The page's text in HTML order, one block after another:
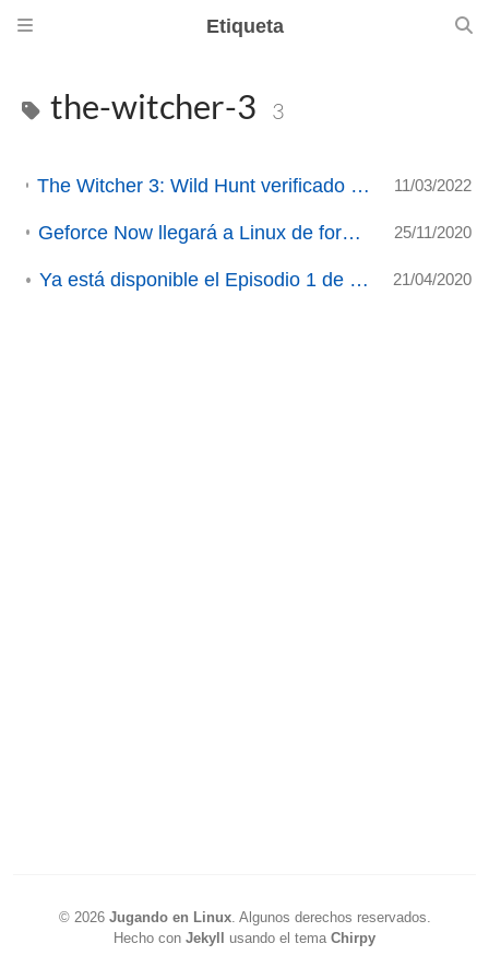
Etiqueta
the-witcher-3 3
The Witcher 3: Wild Hunt verificado para Steam Deck. Grandes estudios se van sumando 11/03/2022
Geforce Now llegará a Linux de forma oficial a través de navegadores 25/11/2020
Ya está disponible el Episodio 1 de nuestro Podcast 21/04/2020
© 2026 Jugando en Linux. Algunos derechos reservados.
Hecho con Jekyll usando el tema Chirpy